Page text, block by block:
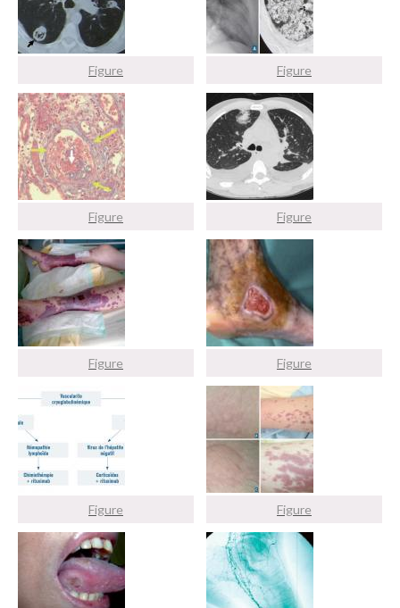
Figure Figure
Figure Figure
Figure Figure
Figure Figure